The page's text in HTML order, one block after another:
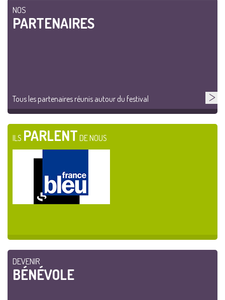
NOS
PARTENAIRES
Tous les partenaires réunis autour du festival
ILS PARLENT DE NOUS
DEVENIR
BÉNÉVOLE